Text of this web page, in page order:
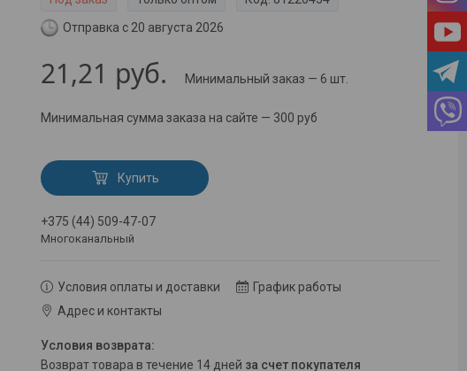
Отправка с 20 августа 2026
21,21 руб. Минимальный заказ — 6 шт.
Минимальная сумма заказа на сайте — 300 руб
Купить
+375 (44) 509-47-07
Многоканальный
Условия оплаты и доставки
График работы
Адрес и контакты
возврат товара в течение 14 дней за счет покупателя